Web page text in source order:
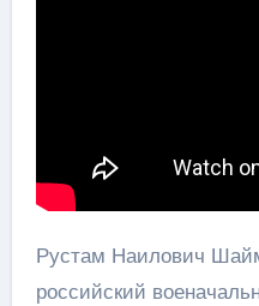
Рустам Наилович
российский